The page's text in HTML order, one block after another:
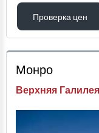
Проверка цен
Проверка цен
Монро
Верхняя